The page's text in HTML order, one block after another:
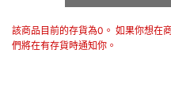
該商品目前的存貨為0。 如果你想在
們將在有存貨時通知你。